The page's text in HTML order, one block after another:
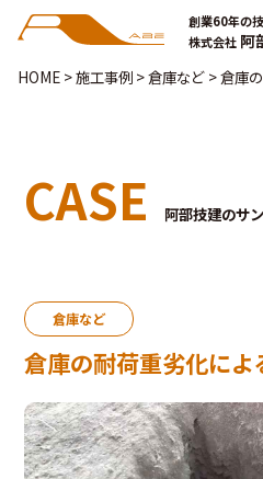
創業60年の
株式会社 阿
HOME>施工事例>倉庫など>倉庫
CASE 阿部技建のサ
倉庫など
倉庫の耐荷重劣化によ